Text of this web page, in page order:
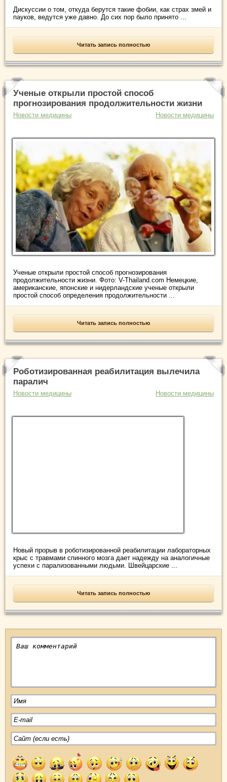
Дискуссии о том, откуда берутся такие фобии, как страх змей и
пауков, ведутся уже давно. До сих пор было принято ...
Читать запись полностью
Ученые открыли простой способ
прогнозирования продолжительности жизни
Новости медицины Новости медицины
Ученые открыли простой способ прогнозирования
продолжительности жизни. Фото: V-Thailand.com Немецкие,
американские, японские и нидерландские ученые открыли
простой способ определения продолжительности ...
Читать запись полностью
Роботизированная реабилитация вылечила
паралич
Новости медицины Новости медицины
Новый прорыв в роботизированной реабилитации лабораторных
крыс с травмами спинного мозга дает надежду на аналогичные
успехи с парализованными людьми. Швейцарские ...
Читать запись полностью